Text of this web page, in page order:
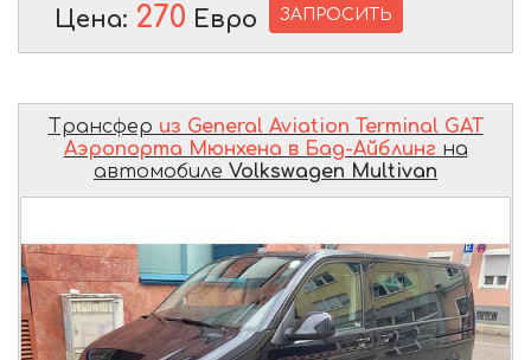
Цена: 270 Евро ЗАПРОСИТЬ
Трансфер из General Aviation Terminal GAT
Аэропорта Мюнхена в Бад-Айблинг на
автомобиле Volkswagen Multivan